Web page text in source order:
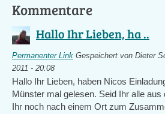
Kommentare
Hallo Ihr Lieben, ha ..
Permanenter Link Gespeichert von Dieter
2011 - 20:08
Hallo Ihr Lieben, haben Nicos
Münster mal gelesen. Seid Ihr alle
Ihr noch nach einem Ort zum